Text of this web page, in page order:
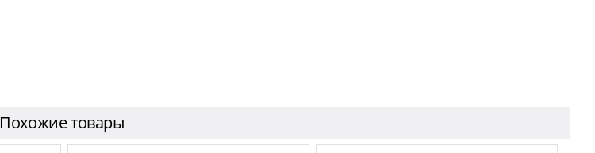
Похожие товары